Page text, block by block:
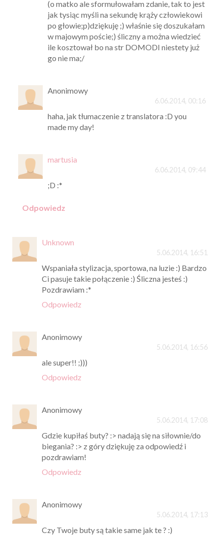
(o matko ale sformułowałam zdanie, tak to jest
jak tysiąc myśli na sekundę krąży człowiekowi
po głowie;p)dziękuję ;) właśnie się doszukałam
w majowym poście;) śliczny a można wiedzieć
ile kosztował bo na str DOMODI niestety już
go nie ma;/
Anonimowy
6.06.2014, 00:16
haha, jak tłumaczenie z translatora :D you
made my day!
martusia
6.06.2014, 09:44
;D :*
Odpowiedz
Unknown
5.06.2014, 16:51
Wspaniała stylizacja, sportowa, na luzie :) Bardzo
Ci pasuje takie połączenie :) Śliczna jesteś :)
Pozdrawiam :*
Odpowiedz
Anonimowy
5.06.2014, 16:56
ale super!! ;)))
Odpowiedz
Anonimowy
5.06.2014, 17:08
Gdzie kupiłaś buty? :> nadają się na siłownie/do
biegania? :> z góry dziękuję za odpowiedź i
pozdrawiam!
Odpowiedz
Anonimowy
5.06.2014, 17:13
Czy Twoje buty są takie same jak te ? :)